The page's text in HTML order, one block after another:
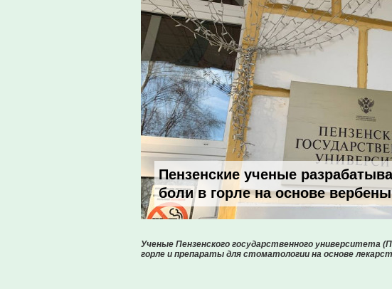
Пензенские ученые
боли в горле на основе вербены
Ученые Пензенского государственного
горле и препараты для стоматологии на основе